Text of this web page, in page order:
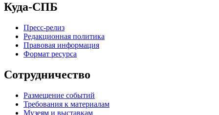
Куда-СПБ
Пресс-релиз
Редакционная политика
Правовая информация
Формат ресурса
Сотрудничество
Размещение событий
Требования к материалам
Музеям и выставкам